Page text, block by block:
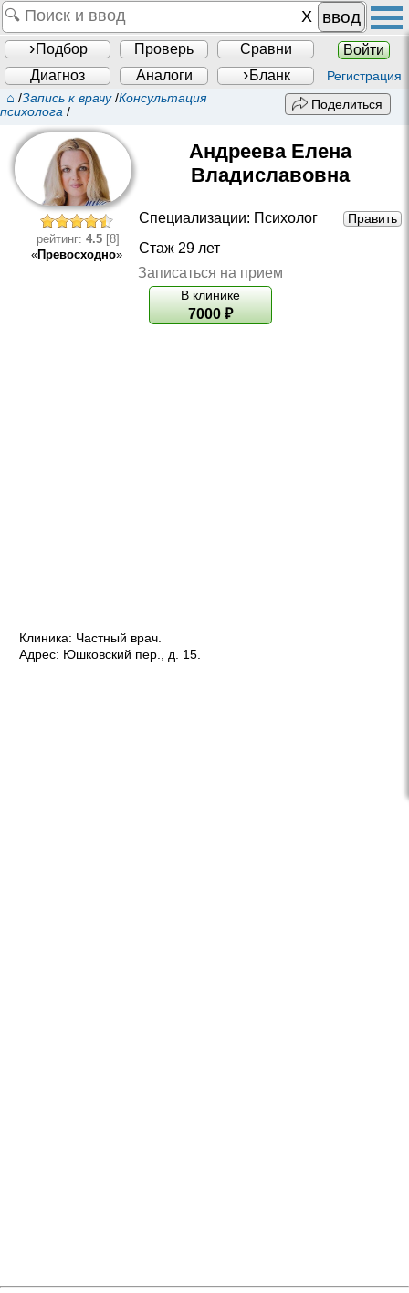
ввод
Подбор Проверь Сравни
Войти
Диагноз
Аналоги Бланк Регистрация
⌂ /Запись к врачу/Консультация
психолога /
Поделиться
рейтинг: 4.5 [8]
«Превосходно»
Андреева Елена
Владиславовна
Специализации: Психолог Править
Стаж 29 лет
Записаться на прием
В клинике
7000 ₽
Клиника: Частный врач.
Адрес: Юшковский пер., д. 15.